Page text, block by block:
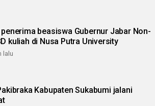
penerima beasiswa Gubernur Jabar Non-
kuliah di Nusa Putra University
lalu
Kabupaten Sukabumi jalani